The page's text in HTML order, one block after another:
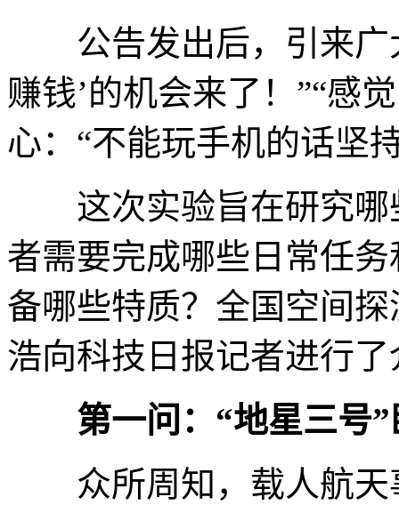
公告发出后，引来广
赚钱’的机会来了！”“感
心：“不能玩手机的话坚
这次实验旨在研究哪
者需要完成哪些日常任
备哪些特质？全国空间
浩向科技日报记者进行了
第一问：“地星三号
众所周知，载人航天